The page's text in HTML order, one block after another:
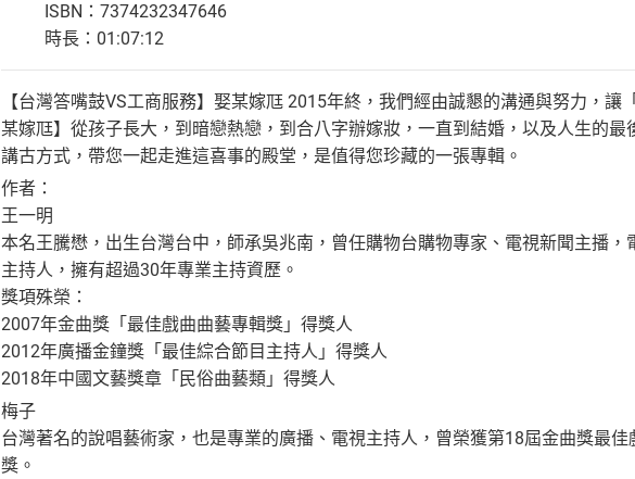
ISBN：7374232347646
時長：01:07:12
【台灣答嘴鼓VS工商服務】娶某嫁尫 2015年終，我們經由誠懇的溝通與努力，
某嫁尫】從孩子長大，到暗戀熱戀，到合八字辦嫁妝，一直到結婚，以及人生的
講古方式，帶您一起走進這喜事的殿堂，是值得您珍藏的一張專輯。
作者：
王一明
本名王騰懋，出生台灣台中，師承吳兆南，曾任購物台購物專家、電視新聞主播
主持人，擁有超過30年專業主持資歷。
獎項殊榮：
2007年金曲獎「最佳戲曲曲藝專輯獎」得獎人
2012年廣播金鐘獎「最佳綜合節目主持人」得獎人
2018年中國文藝獎章「民俗曲藝類」得獎人
梅子
台灣著名的說唱藝術家，也是專業的廣播、電視主持人，曾榮獲第18屆金曲獎最
獎。